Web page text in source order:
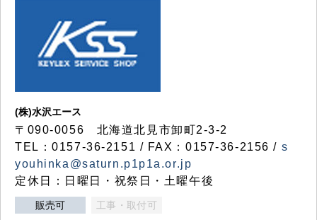
(株)水沢エース
〒090-0056 北海道北見市卸町2-3-2
TEL：0157-36-2151 / FAX：0157-36-2156 / s
youhinka@saturn.p1p1a.or.jp
定休日：日曜日・祝祭日・土曜午後
販売可 工事・取付可